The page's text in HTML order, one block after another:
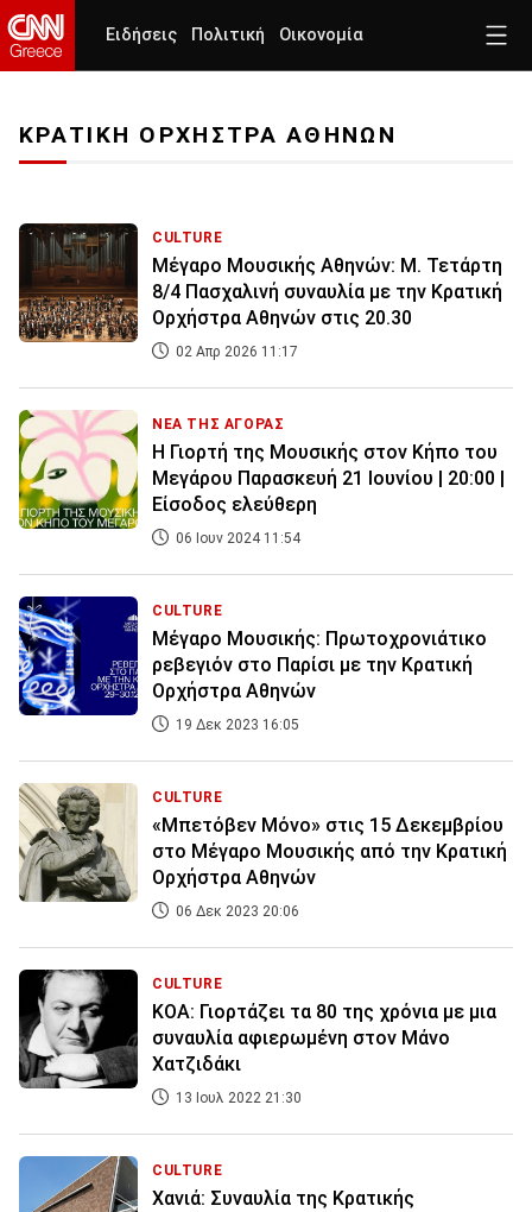
Ειδήσεις Πολιτική Οικονομία
ΚΡΑΤΙΚΗ ΟΡΧΗΣΤΡΑ ΑΘΗΝΩΝ
CULTURE
Μέγαρο Μουσικής Αθηνών: Μ. Τετάρτη
8/4 Πασχαλινή συναυλία με την Κρατική
Ορχήστρα Αθηνών στις 20.30
02 Απρ 2026 11:17
ΝΕΑ ΤΗΣ ΑΓΟΡΑΣ
H Γιορτή της Μουσικής στον Κήπο του
Μεγάρου Παρασκευή 21 Ιουνίου | 20:00 |
Είσοδος ελεύθερη
06 Ιουν 2024 11:54
CULTURE
Μέγαρο Μουσικής: Πρωτοχρονιάτικο
ρεβεγιόν στο Παρίσι με την Κρατική
Ορχήστρα Αθηνών
19 Δεκ 2023 16:05
CULTURE
«Μπετόβεν Μόνο» στις 15 Δεκεμβρίου
στο Μέγαρο Μουσικής από την Κρατική
Ορχήστρα Αθηνών
06 Δεκ 2023 20:06
CULTURE
ΚΟΑ: Γιορτάζει τα 80 της χρόνια με μια
συναυλία αφιερωμένη στον Μάνο
Χατζιδάκι
13 Ιουλ 2022 21:30
CULTURE
Χανιά: Συναυλία της Κρατικής